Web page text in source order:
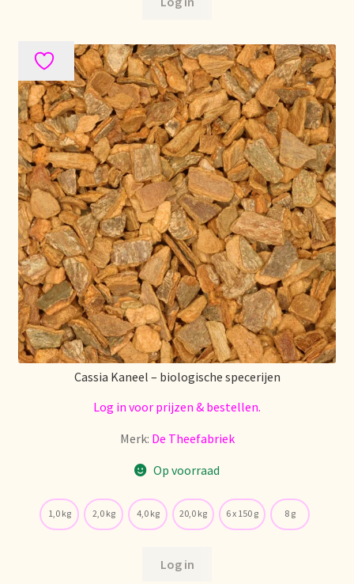
Surtido
Terms and Conditions
Über uns
Unsere Vision von Tee
Versand und Lieferung
Verzenden en bezorgen
Voedselveiligheid
Voorraadzaken
We zijn verhuisd!
Willkommen in unserem Teegroßhandel!
Cassia Kaneel – biologische specerijen
Log in voor prijzen & bestellen.
Merk: De Theefabriek
Op voorraad
1,0 kg 2,0 kg 4,0 kg 20,0 kg 6 x 150 g 8 g
Log in